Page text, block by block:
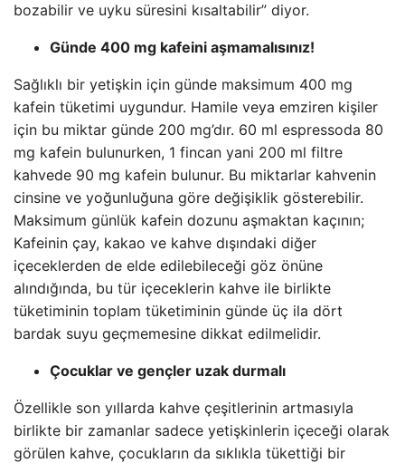
bozabilir ve uyku süresini kısaltabilir” diyor.
Günde 400 mg kafeini aşmamalısınız!
Sağlıklı bir yetişkin için günde maksimum 400 mg
kafein tüketimi uygundur. Hamile veya emziren kişiler
için bu miktar günde 200 mg’dır. 60 ml espressoda 80
mg kafein bulunurken, 1 fincan yani 200 ml filtre
kahvede 90 mg kafein bulunur. Bu miktarlar kahvenin
cinsine ve yoğunluğuna göre değişiklik gösterebilir.
Maksimum günlük kafein dozunu aşmaktan kaçının;
Kafeinin çay, kakao ve kahve dışındaki diğer
içeceklerden de elde edilebileceği göz önüne
alındığında, bu tür içeceklerin kahve ile birlikte
tüketiminin toplam tüketiminin günde üç ila dört
bardak suyu geçmemesine dikkat edilmelidir.
Çocuklar ve gençler uzak durmalı
Özellikle son yıllarda kahve çeşitlerinin artmasıyla
birlikte bir zamanlar sadece yetişkinlerin içeceği olarak
görülen kahve, çocukların da sıklıkla tükettiği bir